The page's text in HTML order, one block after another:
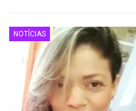
NOTÍCIAS